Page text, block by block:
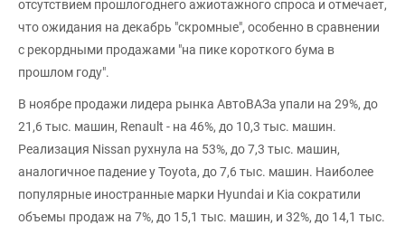
отсутствием прошлогоднего ажиотажного спроса и отмечает,
что ожидания на декабрь "скромные", особенно в сравнении
с рекордными продажами "на пике короткого бума в
прошлом году".
В ноябре продажи лидера рынка АвтоВАЗа упали на 29%, до
21,6 тыс. машин, Renault - на 46%, до 10,3 тыс. машин.
Реализация Nissan рухнула на 53%, до 7,3 тыс. машин,
аналогичное падение у Toyota, до 7,6 тыс. машин. Наиболее
популярные иностранные марки Hyundai и Kia сократили
объемы продаж на 7%, до 15,1 тыс. машин, и 32%, до 14,1 тыс.